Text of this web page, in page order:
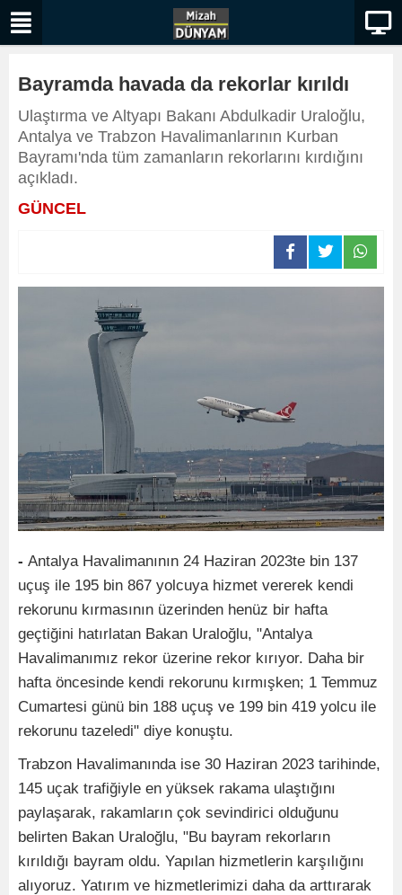
Bayramda havada da rekorlar kırıldı
Ulaştırma ve Altyapı Bakanı Abdulkadir Uraloğlu,
Antalya ve Trabzon Havalimanlarının Kurban
Bayramı'nda tüm zamanların rekorlarını kırdığını
açıkladı.
GÜNCEL
- Antalya Havalimanının 24 Haziran 2023te bin 137
uçuş ile 195 bin 867 yolcuya hizmet vererek kendi
rekorunu kırmasının üzerinden henüz bir hafta
geçtiğini hatırlatan Bakan Uraloğlu, "Antalya
Havalimanımız rekor üzerine rekor kırıyor. Daha bir
hafta öncesinde kendi rekorunu kırmışken; 1 Temmuz
Cumartesi günü bin 188 uçuş ve 199 bin 419 yolcu ile
rekorunu tazeledi" diye konuştu.
Trabzon Havalimanında ise 30 Haziran 2023 tarihinde,
145 uçak trafiğiyle en yüksek rakama ulaştığını
paylaşarak, rakamların çok sevindirici olduğunu
belirten Bakan Uraloğlu, "Bu bayram rekorların
kırıldığı bayram oldu. Yapılan hizmetlerin karşılığını
alıyoruz. Yatırım ve hizmetlerimizi daha da arttırarak